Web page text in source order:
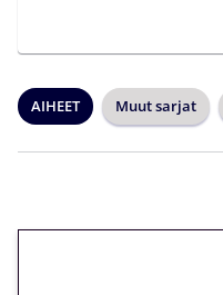
AIHEET Muut sarjat